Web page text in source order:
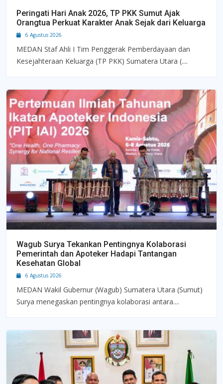
Peringati Hari Anak 2026, TP PKK Sumut Ajak
Orangtua Perkuat Karakter Anak Sejak dari Keluarga
6 Agustus 2026
MEDAN Staf Ahli I Tim Penggerak Pemberdayaan dan
Kesejahteraan Keluarga (TP PKK) Sumatera Utara (....
Wagub Surya Tekankan Pentingnya Kolaborasi
Pemerintah dan Apoteker Hadapi Tantangan
Kesehatan Global
6 Agustus 2026
MEDAN Wakil Gubernur (Wagub) Sumatera Utara (Sumut)
Surya menegaskan pentingnya kolaborasi antara....